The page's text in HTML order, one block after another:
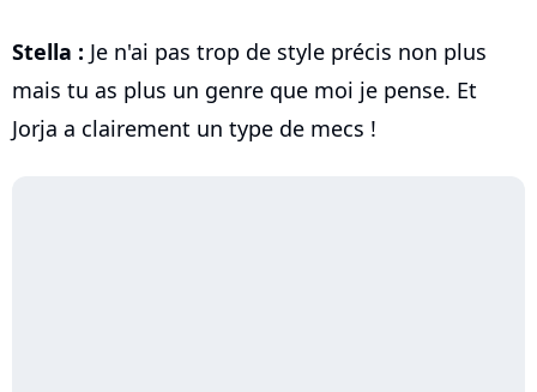
Stella : Je n'ai pas trop de style précis non plus
mais tu as plus un genre que moi je pense. Et
Jorja a clairement un type de mecs !